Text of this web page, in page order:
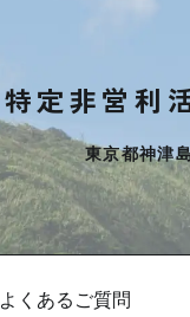
特定非営利
東京都神津
よくあるご質問